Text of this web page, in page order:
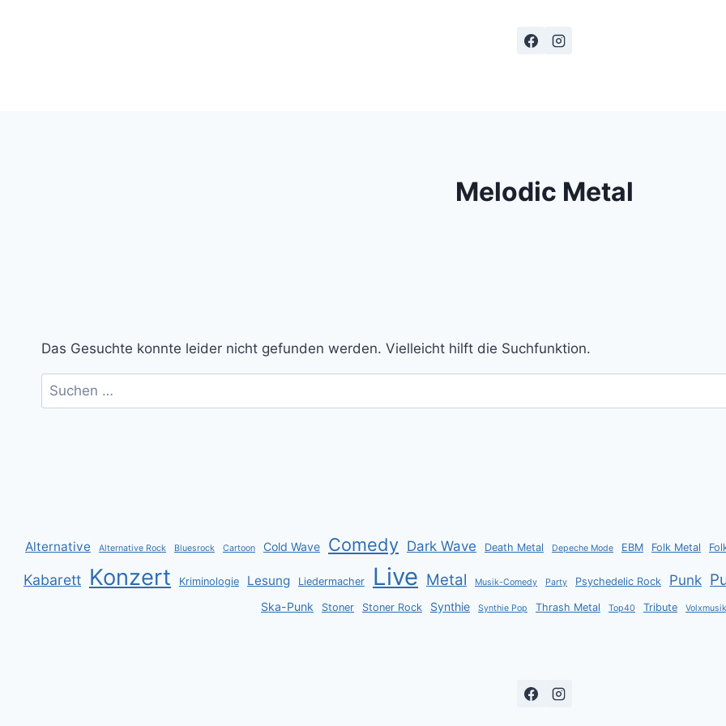
Melodic Metal
Das Gesuchte konnte leider nicht gefunden werden. Vielleicht hilft die Suchfunktion.
Suchen
nach:
Alternative Alternative Rock Bluesrock Cartoon Cold Wave Comedy Dark Wave Death Metal Depeche Mode EBM Folk Metal
Kabarett Konzert Kriminologie Lesung Liedermacher Live Metal Musik-Comedy Party Psychedelic Rock Punk
Ska-Punk Stoner Stoner Rock Synthie Synthie Pop Thrash Metal Top40 Tribute Volxmusik